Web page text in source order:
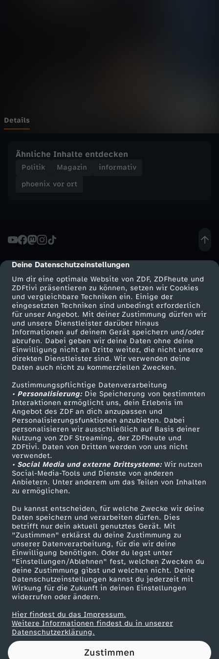
cmp-dialog-description
Deine Datenschutzeinstellungen
Um dir eine optimale Website von ZDF, ZDFheute und
ZDFtivi präsentieren zu können, setzen wir Cookies
und vergleichbare Techniken ein. Einige der
eingesetzten Techniken sind unbedingt erforderlich
für unser Angebot. Mit deiner Zustimmung dürfen wir
und unsere Dienstleister darüber hinaus
Informationen auf deinem Gerät speichern und/oder
abrufen. Dabei geben wir deine Daten ohne deine
Einwilligung nicht an Dritte weiter, die nicht unsere
direkten Dienstleister sind. Wir verwenden deine
Daten auch nicht zu kommerziellen Zwecken.
Zustimmungspflichtige Datenverarbeitung
• Personalisierung:Die Speicherung von bestimmten
Interaktionen ermöglicht uns, dein Erlebnis im
Angebot des ZDF an dich anzupassen und
Personalisierungsfunktionen anzubieten. Dabei
personalisieren wir ausschließlich auf Basis deiner
Nutzung von ZDF Streaming, der ZDFheute und
ZDFtivi. Daten von Dritten werden von uns nicht
verwendet.
• Social Media und externe Drittsysteme:Wir nutzen
Social-Media-Tools und Dienste von anderen
Anbietern. Unter anderem um das Teilen von Inhalten
zu ermöglichen.
Du kannst entscheiden, für welche Zwecke wir deine
Daten speichern und verarbeiten dürfen. Dies
betrifft nur dein aktuell genutztes Gerät. Mit
"Zustimmen" erklärst du deine Zustimmung zu
unserer Datenverarbeitung, für die wir deine
Einwilligung benötigen. Oder du legst unter
"Einstellungen/Ablehnen" fest, welchen Zwecken du
deine Zustimmung gibst und welchen nicht. Deine
Datenschutzeinstellungen kannst du jederzeit mit
Wirkung für die Zukunft in deinen Einstellungen
widerrufen oder ändern.
Hier findest du das Impressum.
Weitere Informationen findest du in unserer
Datenschutzerklärung.
Zustimmen
t
K
i
n
e
t
t
b
e
s
c
h
l
i
e
ß
t
"
a
k
Details
Ähnliche Inhalte entdecken
Politik Magazin
informativ
phoenix vor ort
Mehr ZDF
ZDF-Apps
Smart TV
ZDFtext
Livestreams
Sendungen A-Z
TV-Programm
Service
ZDFmitreden
Kontakt zum ZDF
Tickets
Zuschauerservice
Hilfe
ZDF Unternehmen
Karriere
ZDF goes Schule
Werbefernsehen
Mainzelmännchen
Partner